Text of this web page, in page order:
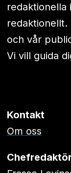
redaktionella
redaktionellt.
och vår
Vi vill guida
Kontakt
Om oss